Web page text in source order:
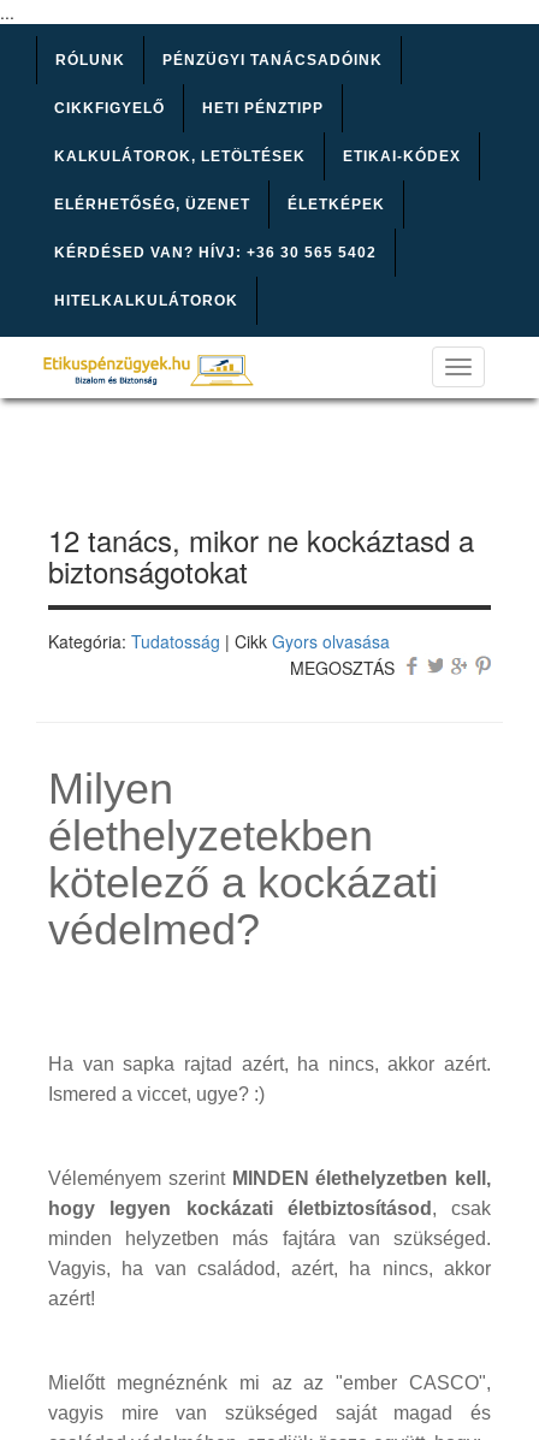
...
RÓLUNK PÉNZÜGYI TANÁCSADÓINK
CIKKFIGYELŐ HETI PÉNZTIPP
KALKULÁTOROK, LETÖLTÉSEK ETIKAI-KÓDEX
ELÉRHETŐSÉG, ÜZENET ÉLETKÉPEK
KÉRDÉSED VAN? HÍVJ: +36 30 565 5402
HITELKALKULÁTOROK
Toggle
navigation
12 tanács, mikor ne kockáztasd a
biztonságotokat
Kategória: Tudatosság | Cikk Gyors olvasása
MEGOSZTÁS
Milyen
élethelyzetekben
kötelező a kockázati
védelmed?
Ha van sapka rajtad azért, ha nincs, akkor azért.
Ismered a viccet, ugye? :)
Véleményem szerint MINDEN élethelyzetben kell,
hogy legyen kockázati életbiztosításod , csak
minden helyzetben más fajtára van szükséged.
Vagyis, ha van családod, azért, ha nincs, akkor
azért!
Mielőtt megnéznénk mi az az "ember CASCO",
vagyis mire van szükséged saját magad és